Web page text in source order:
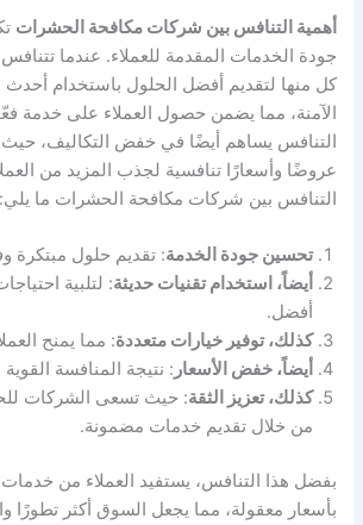
أهمية التنافس بين شركات مكافحة الحشرات
جودة الخدمات المقدمة للعملاء. عندما
كل منها لتقديم أفضل الحلول باستخدام أحدث
الآمنة، مما يضمن حصول العملاء على خدمة
التنافس يساهم أيضًا في خفض التكاليف،
عروضًا وأسعارًا تنافسية لجذب المزيد من
التنافس بين شركات مكافحة الحشرات ما يلي:
تحسين جودة الخدمة: تقديم حلول مبتكرة
أيضاً، استخدام تقنيات حديثة: لتلبية
أفضل.
كذلك، توفير خيارات متعددة: مما يمنح
أيضاً، خفض الأسعار : نتيجة المنافسة
كذلك، تعزيز الثقة: حيث تسعى الشركات
من خلال تقديم خدمات مضمونة.
بفضل هذا التنافس، يستفيد العملاء من خدمات
بأسعار معقولة، مما يجعل السوق أكثر تطورًا